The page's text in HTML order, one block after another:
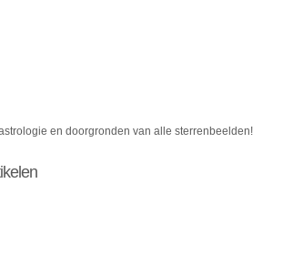
en doorgronden van alle sterrenbeelden!